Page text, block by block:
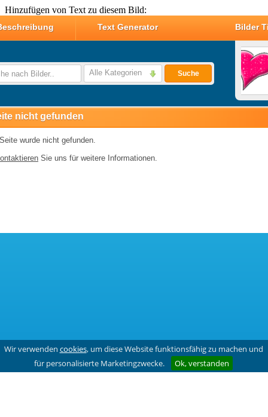
Hinzufügen von Text zu diesem Bild: